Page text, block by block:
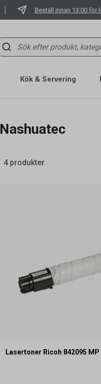
Beställ innan 13:00 för
Kök & Servering
Nashuatec
4 produkter
Lasertoner Ricoh 842095